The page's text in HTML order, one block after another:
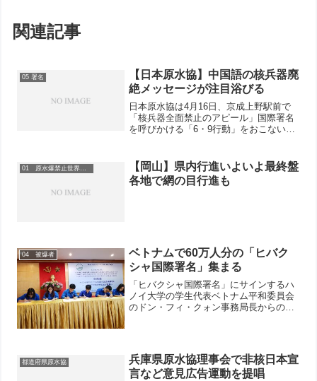
関連記事
05 署名
【日本原水協】中国語の核兵器廃
絶メッセージが注目浴びる
日本原水協は4月16日、京成上野駅前で
「核兵器全面禁止のアピール」国際署名
を呼びかける「6・9行動」をおこないま
器をなくそう」「あなたも署名を」とい
う言葉を中国語で書い...
01 原水爆禁止世界大会
【岡山】県内行進いよいよ最終盤
各地で網の目行進も
04 被爆者
ベトナムで60万人分の「ヒバク
シャ国際署名」集まる
「ヒバクシャ国際署名」にサインするハ
ノイ大学の学生代表ベトナム平和委員会
のドン・フィ・クォン事務局長からの連
月にベトナムに代...
都道府県原水協
兵庫県原水協理事会で非核日本宣
言など意見広告運動を提唱